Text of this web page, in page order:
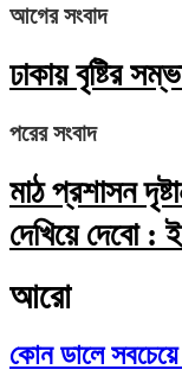
আগের সংবাদ
ঢাকায় বৃষ্টির
পরের সংবাদ
মাঠ প্রশাসন
দেখিয়ে দেবো :
আরো
কোন ডালে